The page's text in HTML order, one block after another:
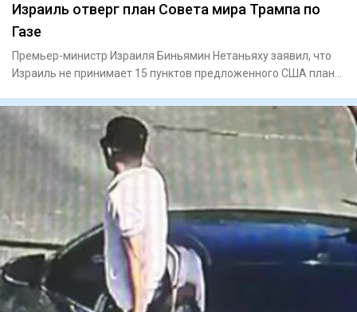
Израиль отверг план Совета мира Трампа по
Газе
Премьер-министр Израиля Биньямин Нетаньяху заявил, что
Израиль не принимает 15 пунктов предложенного США плана